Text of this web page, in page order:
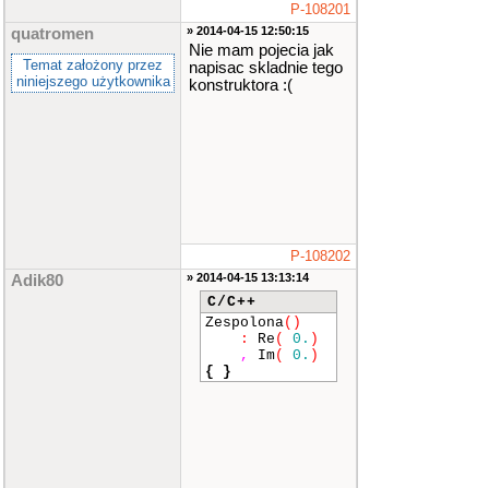
}
ostream& oper
ator <<(ostre
am&Strmwyj
intmain() {
Zespolona
Zes( 10, 10 );
Macierz Ma
for( inti
P-108201
quatromen
Temat założony przez
niniejszego użytkownika
» 2014-04-15 12:50:15
Nie mam pojecia jak
napisac skladnie tego
konstruktora :(
P-108202
Adik80 » 2014-04-15 13:13:14
C/C++
Zespolona()
:
Re ( 0. )
,
Im( 0. )
{
}